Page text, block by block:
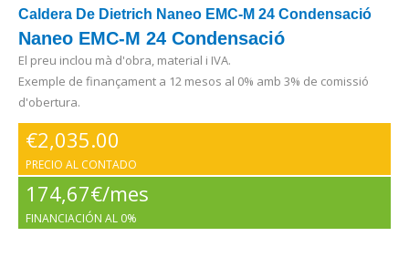
Caldera De Dietrich Naneo EMC-M 24 Condensació
Naneo EMC-M 24 Condensació
El preu inclou mà d'obra, material i IVA.
Exemple de finançament a 12 mesos al 0% amb 3% de comissió
d'obertura.
€2,035.00
PRECIO AL CONTADO
174,67€/mes
FINANCIACIÓN AL 0%